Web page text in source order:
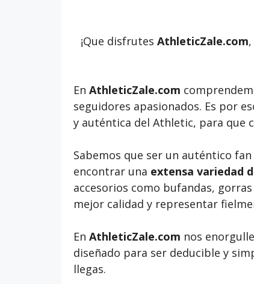
¡Que disfrutes AthleticZale.com
En AthleticZale.com
seguidores apasionados. Es por
y auténtica del Athletic, para que
Sabemos que ser un auténtico
encontrar una extensa variedad
accesorios como bufandas,
mejor calidad y representar
En AthleticZale.com nos
diseñado para ser deducible y
llegas.